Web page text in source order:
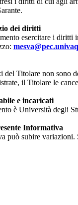
dei diritti
esercitare i diritti
del Titolare non sono
il Titolare le
e incaricati
è Università degli
Informativa
può subire